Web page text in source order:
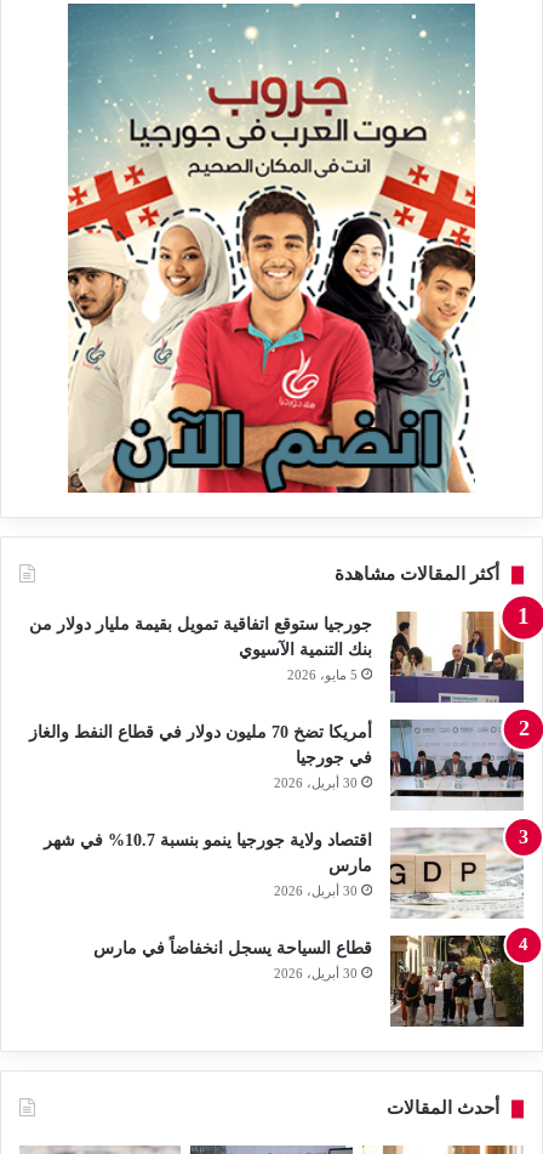
أكثر المقالات مشاهدة
جورجيا ستوقع اتفاقية تمويل بقيمة مليار دولار من
بنك التنمية الآسيوي
5 مايو، 2026
أمريكا تضخ 70 مليون دولار في قطاع النفط والغاز
في جورجيا
30 أبريل، 2026
اقتصاد ولاية جورجيا ينمو بنسبة 10.7% في شهر
مارس
30 أبريل، 2026
قطاع السياحة يسجل انخفاضاً في مارس
30 أبريل، 2026
أحدث المقالات